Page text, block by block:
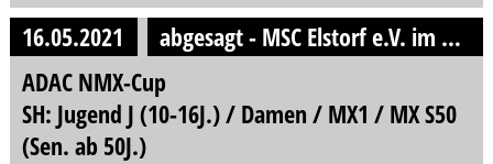
16.05.2021
abgesagt - MSC Elstorf e.V. im ADAC
ADAC NMX-Cup
SH: Jugend J (10-16J.) / Damen / MX1 / MX S50
(Sen. ab 50J.)